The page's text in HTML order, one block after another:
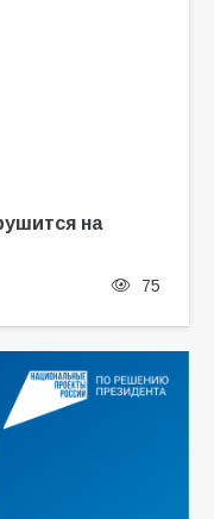
на
75